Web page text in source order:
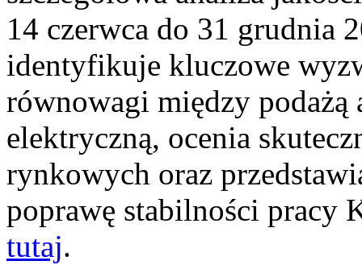
14 czerwca do 31 grudnia
identyfikuje kluczowe
równowagi między podażą
elektryczną, ocenia
rynkowych oraz
poprawę stabilności pracy
tutaj.